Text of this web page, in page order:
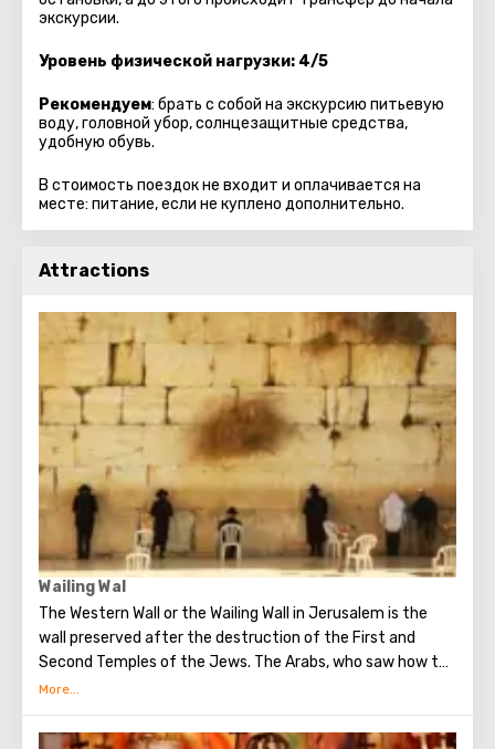
экскурсии.
Уровень физической нагрузки: 4/5
Рекомендуем: брать с собой на экскурсию питьевую
воду, головной убор, солнцезащитные средства,
удобную обувь.
В стоимость поездок не входит и оплачивается на
месте: питание, если не куплено дополнительно.
Attractions
Wailing Wal
The Western Wall or the Wailing Wall in Jerusalem is the
wall preserved after the destruction of the First and
Second Temples of the Jews. The Arabs, who saw how the
Jews grieve over the destruction of the temple, called
when you standing at the front of Wailing Wall you can